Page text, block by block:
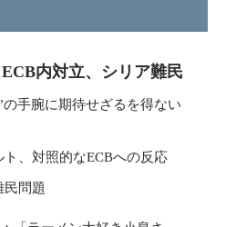
内対立、シリア難民
手腕に期待せざるを得ない
、対照的なECBへの反応
民問題